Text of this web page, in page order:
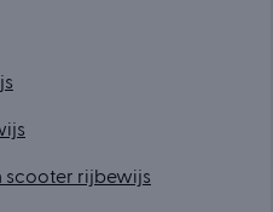
scooter rijbewijs